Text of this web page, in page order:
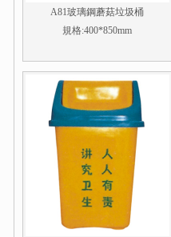
A81玻璃鋼蘑菇垃圾桶
規格:400*850mm